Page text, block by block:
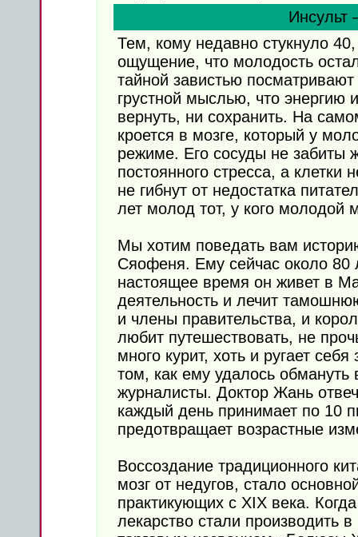
Инсульт
Тем, кому недавно стукнуло
ощущение, что молодость
тайной завистью
грустной мыслью, что энергию
вернуть, ни сохранить. На
кроется в мозге, который у
режиме. Его сосуды не забиты
постоянного стресса, а
не гибнут от недостатка
лет молод тот, у кого молодой
Мы хотим поведать вам
Сяофеня. Ему сейчас около
настоящее время он живет в
деятельность и лечит
и члены правительства, и
любит путешествовать, не
много курит, хоть и ругает
том, как ему удалось обмануть
журналисты. Доктор Жань
каждый день принимает по 10
предотвращает возрастные
Воссоздание традиционного
мозг от недугов, стало
практикующих с XIX века.
лекарство стали